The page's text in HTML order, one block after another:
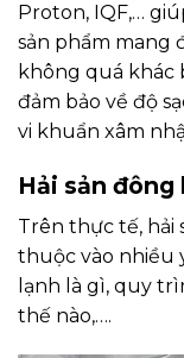
Proton, IQF,…
sản phẩm mang
không quá khác
đảm bảo về độ
vi khuẩn xâm
Hải sản
Trên thực tế, hải
thuộc vào nhiều
lạnh là gì, quy
thế nào,….